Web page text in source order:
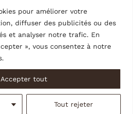
pour améliorer votre
diffuser des publicités ou des
et analyser notre trafic. En
», vous consentez à notre
Tout rejeter
Accepter tout
Intrasite